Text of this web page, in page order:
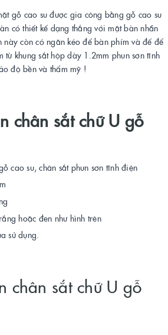
gỗ cao su được gia công bằng gỗ cao su
có thiết kế dạng thẳng với mặt bàn nhẵn
còn có ngăn kéo để bàn phím và đế để
từ khung sắt hộp dày 1.2mm phun sơn tĩnh
độ bền và thẩm mỹ !
chân sắt chữ U gỗ
cao su, chân sắt phun sơn tĩnh điện
hoặc đen như hình trên
sử dụng.
chân sắt chữ U gỗ